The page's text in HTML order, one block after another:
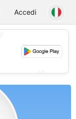
Accedi
💕